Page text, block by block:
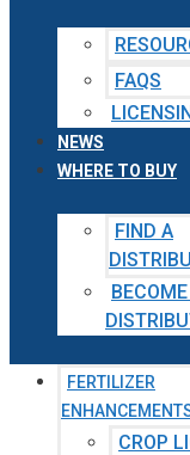
FAQS
NEWS
WHERE TO BUY
FIND A
FERTILIZER
CROP